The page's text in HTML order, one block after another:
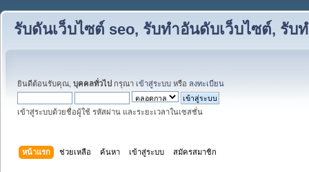
รับดันเว็บไซต์ seo, รับทำอันดับเว็บไซต์, รับ
ยินดีต้อนรับคุณ, บุคคลทั่วไป กรุณา เข้าสู่ระบบ หรือ ลงทะเบียน
เข้าสู่ระบบด้วยชื่อผู้ใช้ รหัสผ่าน และระยะเวลาในเซสชั่น
หน้าแรก ช่วยเหลือ ค้นหา เข้าสู่ระบบ สมัครสมาชิก